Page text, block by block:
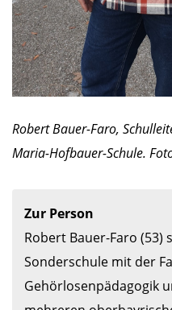
Robert Bauer-Faro,
Maria-Hofbauer-Schule.
Zur Person
Robert Bauer-Faro
Sonderschule mit der
Gehörlosenpädagogik